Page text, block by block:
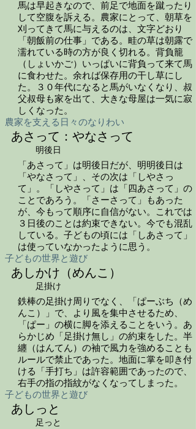
馬は早起きなので、前足で地面を蹴ったり
して空腹を訴える。農家にとって、朝草を
刈ってきて馬に与えるのは、文字どおり
「朝飯前の仕事」である。畦の草は朝露で
濡れている時の方が良く切れる。背負籠
（しょいかご）いっぱいに背負って来て馬
に食わせた。余れば保存用の干し草にし
た。３０年代になると馬がいなくなり、叔
父叔母も家を出て、大きな母屋は一気に寂
しくなった。
農家を支える日々のなりわい
あさって：やなさって
明後日
「あさって」は明後日だが、明明後日は
「やなさって」、その次は「しやさっ
て」。「しやさって」は「四あさって」の
ことであろう。「さーさって」もあった
が、今もって順序に自信がない。これでは
３日後のことは約束できない。今でも混乱
している。子どもの頃には「しあさって」
は使っていなかったように思う。
子どもの世界と遊び
あしかけ（めんこ）
足掛け
鉄棒の足掛け周りでなく、「ぱーぶち（め
んこ）」で、より風を集中させるため、
「ぱー」の横に脚を添えることをいう。あ
らかじめ「足掛け無し」の約束をした。半
纏（はんてん）の袖で風力を強めることも
ルールで禁止であった。地面に掌を叩き付
ける「手打ち」は許容範囲であったので、
右手の指の指紋がなくなってしまった。
子どもの世界と遊び
あしっと
足っと